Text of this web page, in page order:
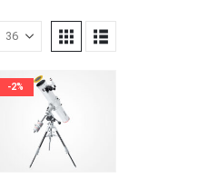
-2%